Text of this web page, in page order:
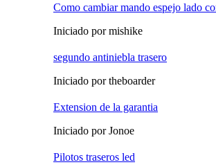
Como cambiar mando espejo lado
Iniciado por mishike
segundo antiniebla trasero
Iniciado por theboarder
Extension de la garantia
Iniciado por Jonoe
Pilotos traseros led